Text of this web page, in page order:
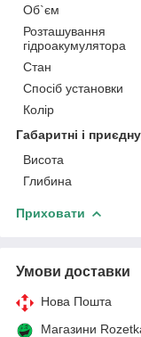
Об`єм
Розташування
гідроакумулятора
Стан
Спосіб установки
Колір
Габаритні і
Висота
Глибина
Приховати
Умови доставки
Нова Пошта
Магазини